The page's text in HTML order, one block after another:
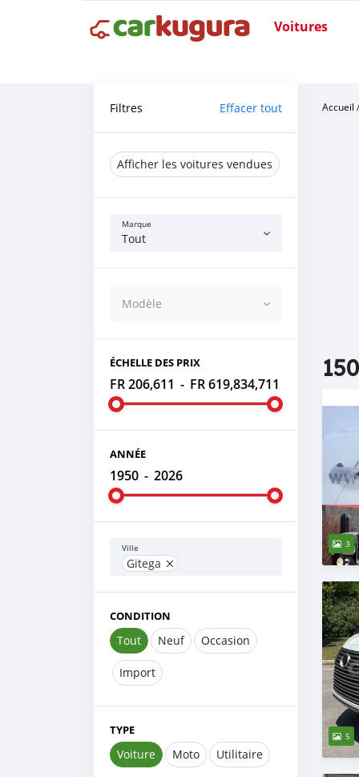
Voitures
Filtres Effacer tout
Afficher les voitures vendues
Marque
Tout
Modèle
ÉCHELLE DES PRIX
FR 206,611 - FR 619,834,711
ANNÉE
1950 - 2026
Ville
Gitega
CONDITION
Tout Neuf Occasion
Import
TYPE
Voiture Moto Utilitaire
Accueil
3
5